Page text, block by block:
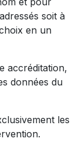
soit à
en un
accréditation,
données du
les